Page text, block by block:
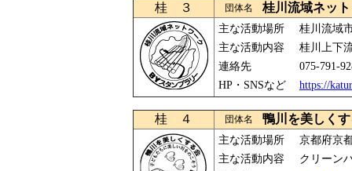
桂 ３ 団体名 桂川流域ネッ
主な活動場所
桂川流域
主な活動内容
桂川上下
連絡先
075-791-
HP・SNSなど
https://
桂 ４ 団体名 鴨川を美しく
主な活動場所
京都府京
主な活動内容
クリーン